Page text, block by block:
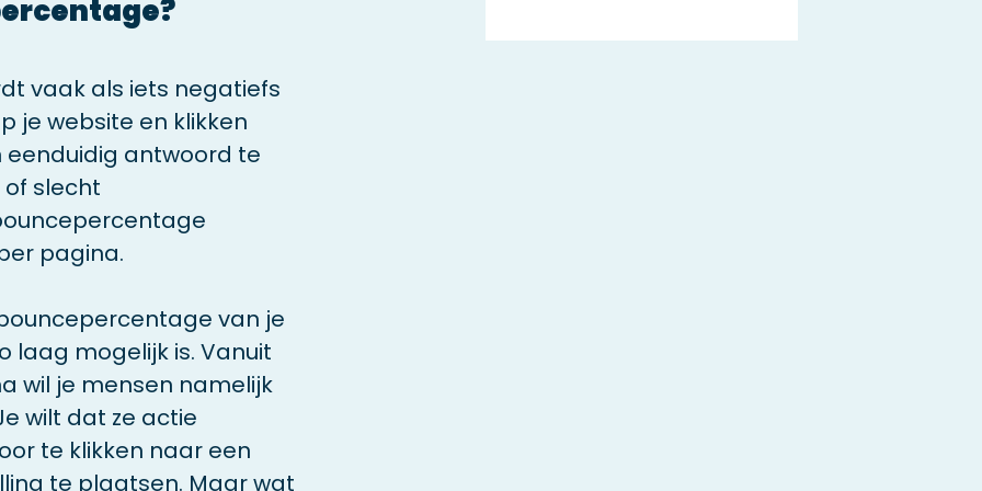
vaak als iets negatiefs
je website en klikken
eenduidig antwoord te
slecht
pagina.
van je
laag mogelijk is. Vanuit
wil je mensen namelijk
wilt dat ze actie
te klikken naar een
te plaatsen. Maar wat